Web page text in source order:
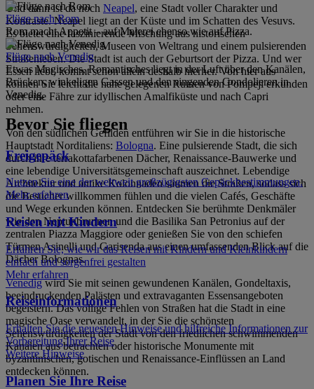
Und dann ist da noch Neapel, eine Stadt voller Charakter und
Kontraste. Neapel liegt an der Küste und im Schatten des Vesuvs.
Es bietet eine faszinierende Mischung aus historischen
Sehenswürdigkeiten, Museen von Weltrang und einem pulsierenden
Straßenleben. Die Stadt ist auch der Geburtsort der Pizza. Und wer
Essen liebt, kommt schon allein deshalb hierher. Von hier aus
können Sie leicht die nahe gelegenen Ruinen von Pompeji erkunden
oder eine Fähre zur idyllischen Amalfiküste und nach Capri
nehmen.
Von den südlichen Gefilden entführen wir Sie in die historische
Hauptstadt Norditaliens: Bologna. Eine pulsierende Stadt, die sich
durch ihre terrakottafarbenen Dächer, Renaissance-Bauwerke und
eine lebendige Universitätsgemeinschaft auszeichnet. Lebendige
Architektur und antike Kolonnaden säumen die Straßen, sodass sich
die Besucher willkommen fühlen und die vielen Cafés, Geschäfte
und Wege erkunden können. Entdecken Sie berühmte Denkmäler
wie den Neptunbrunnen und die Basilika San Petronius auf der
zentralen Piazza Maggiore oder genießen Sie von den schiefen
Türmen Asinelli und Garisenda aus einen umfassenden Blick auf die
Dächer Bolognas.
Venedigwird Sie mit seinen gewundenen Kanälen, Gondeltaxis,
beeindruckenden Palästen und extravaganten Essensangeboten
begeistern. Das völlige Fehlen von Straßen hat die Stadt in eine
magische Oase verwandelt, in der Sie die schönsten
Sehenswürdigkeiten der Stadt von den friedlichen schwimmenden
Kanälen aus betrachten oder historische Monumente mit
byzantinischen, gotischen und Renaissance-Einflüssen an Land
entdecken können.
Flüge nach Rom
Rom macht Appetit – auf Malerei ebenso wie auf Pizza.
Flüge nach Venedig
Etwas Magisches, Romantisches liegt in der Luft über den Kanälen,
Brücken, winkeligen Gassen und den singenden Gondolieren in
Venedig.
Bevor Sie fliegen
Freigepäck
Nutzen Sie eine der weltweit großzügigsten Gepäckbestimmungen.
Mehr erfahren
Reisen mit Kindern
Erfahren Sie, wie wir das Reisen mit Kindern und Kleinkindern
einfach und sorgenfrei gestalten
Mehr erfahren
Reiseinformationen
Erhalten Sie die neuesten Hinweise und hilfreiche Informationen zur
Vorbereitung Ihrer Reise
Weitere Hinweise
Planen Sie Ihre Reise